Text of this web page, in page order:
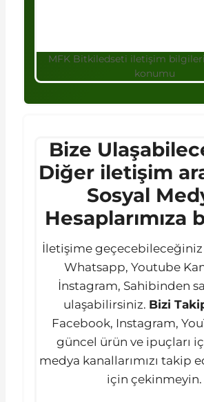
MFK Bitkiledseti iletişim
konumu
Bize
Diğer iletişim
Sosyal
Hesaplarımıza
İletişime
Whatsapp, Youtube
İnstagram, Sahibinden
ulaşabilirsiniz. Bizi
Facebook, Instagram,
güncel ürün ve ipuçları
medya kanallarımızı takip
için çekinmeyin.